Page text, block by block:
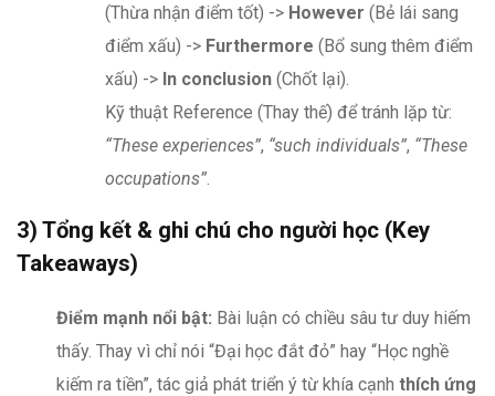
(Thừa nhận điểm tốt) -> However (Bẻ lái sang
điểm xấu) -> Furthermore (Bổ sung thêm điểm
xấu) -> In conclusion (Chốt lại).
Kỹ thuật Reference (Thay thế) để tránh lặp từ:
“These experiences”, “such individuals”, “These
occupations”
3) Tổng kết & ghi chú cho người học (Key
Takeaways)
Điểm mạnh nổi bật: Bài luận có chiều sâu tư duy hiếm
thấy. Thay vì chỉ nói “Đại học đắt đỏ” hay “Học nghề
kiếm ra tiền”, tác giả phát triển ý từ khía cạnh thích ứng